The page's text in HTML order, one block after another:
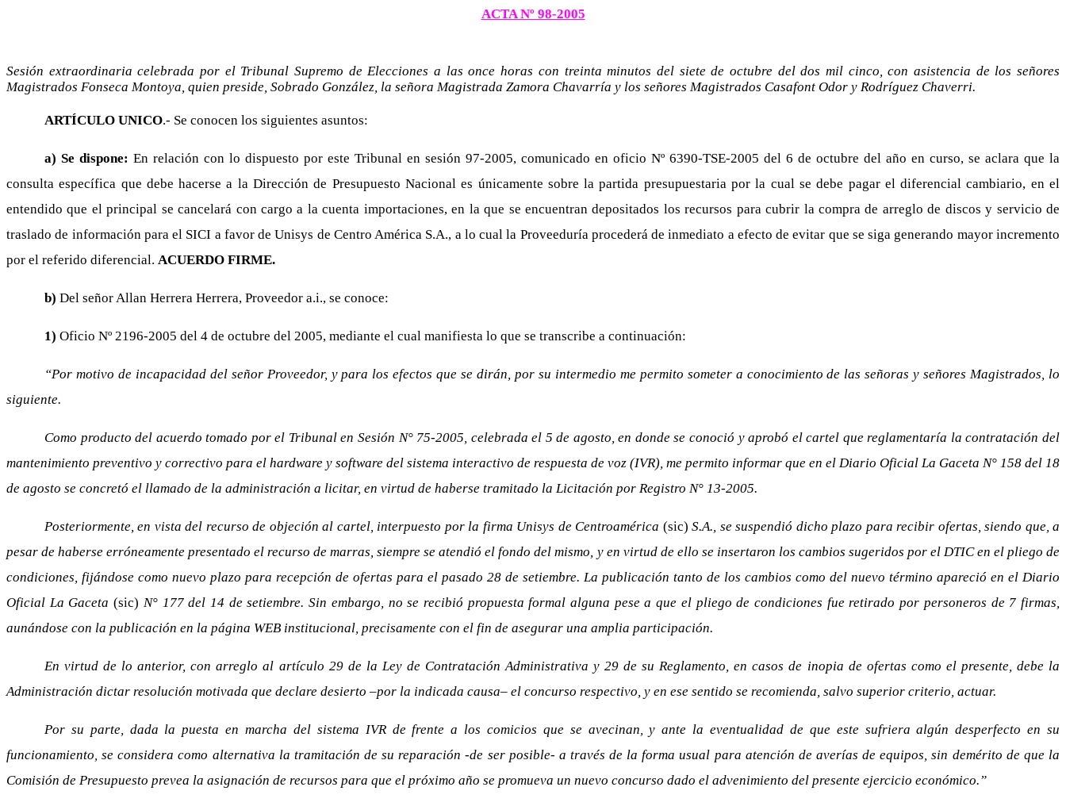
ACTA Nº 98-2005
Sesión extraordinaria celebrada por el Tribunal Supremo de Elecciones a las once horas con treinta minutos del siete de octubre del dos mil cinco, con asistencia de los señores
Magistrados Fonseca Montoya, quien preside, Sobrado González, la señora Magistrada Zamora Chavarría y los señores Magistrados Casafont Odor y Rodríguez Chaverri.
ARTÍCULO UNICO.- Se conocen los siguientes asuntos:
a) Se dispone: En relación con lo dispuesto por este Tribunal en sesión 97-2005, comunicado en oficio Nº 6390-TSE-2005 del 6 de octubre del año en curso, se aclara que la
consulta específica que debe hacerse a la Dirección de Presupuesto Nacional es únicamente sobre la partida presupuestaria por la cual se debe pagar el diferencial cambiario, en el
entendido que el principal se cancelará con cargo a la cuenta importaciones, en la que se encuentran depositados los recursos para cubrir la compra de arreglo de discos y servicio de
traslado de información para el SICI a favor de Unisys de Centro América S.A., a lo cual la Proveeduría procederá de inmediato a efecto de evitar que se siga generando mayor incremento
por el referido diferencial. ACUERDO FIRME.
b) Del señor Allan Herrera Herrera, Proveedor a.i., se conoce:
1) Oficio Nº 2196-2005 del 4 de octubre del 2005, mediante el cual manifiesta lo que se transcribe a continuación:
“Por motivo de incapacidad del señor Proveedor, y para los efectos que se dirán, por su intermedio me permito someter a conocimiento de las señoras y señores Magistrados, lo
siguiente.
Como producto del acuerdo tomado por el Tribunal en Sesión N° 75-2005, celebrada el 5 de agosto, en donde se conoció y aprobó el cartel que reglamentaría la contratación del
mantenimiento preventivo y correctivo para el hardware y software del sistema interactivo de respuesta de voz (IVR), me permito informar que en el Diario Oficial La Gaceta N° 158 del 18
de agosto se concretó el llamado de la administración a licitar, en virtud de haberse tramitado la Licitación por Registro N° 13-2005.
Posteriormente, en vista del recurso de objeción al cartel, interpuesto por la firma Unisys de Centroamérica (sic) S.A., se suspendió dicho plazo para recibir ofertas, siendo que, a
pesar de haberse erróneamente presentado el recurso de marras, siempre se atendió el fondo del mismo, y en virtud de ello se insertaron los cambios sugeridos por el DTIC en el pliego de
condiciones, fijándose como nuevo plazo para recepción de ofertas para el pasado 28 de setiembre. La publicación tanto de los cambios como del nuevo término apareció en el Diario
Oficial La Gaceta(sic) N° 177 del 14 de setiembre. Sin embargo, no se recibió propuesta formal alguna pese a que el pliego de condiciones fue retirado por personeros de 7 firmas,
aunándose con la publicación en la página WEB institucional, precisamente con el fin de asegurar una amplia participación.
En virtud de lo anterior, con arreglo al artículo 29 de la Ley de Contratación Administrativa y 29 de su Reglamento, en casos de inopia de ofertas como el presente, debe la
Administración dictar resolución motivada que declare desierto –por la indicada causa– el concurso respectivo, y en ese sentido se recomienda, salvo superior criterio, actuar.
Por su parte, dada la puesta en marcha del sistema IVR de frente a los comicios que se avecinan, y ante la eventualidad de que este sufriera algún desperfecto en su
funcionamiento, se considera como alternativa la tramitación de su reparación -de ser posible- a través de la forma usual para atención de averías de equipos, sin demérito de que la
Comisión de Presupuesto prevea la asignación de recursos para que el próximo año se promueva un nuevo concurso dado el advenimiento del presente ejercicio económico.”